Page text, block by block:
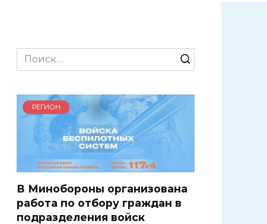
Search
for:
РЕГИОН
В Минобороны организована
работа по отбору граждан в
подразделения войск